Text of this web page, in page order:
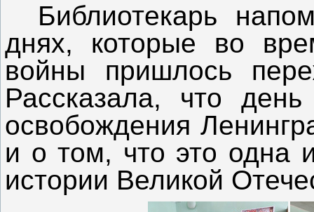
Библиотекарь
днях, которые во
войны пришлось
Рассказала, что
освобождения
и о том, что это одна
истории Великой